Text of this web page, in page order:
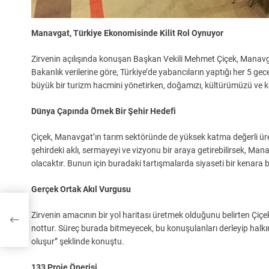
Manavgat, Türkiye Ekonomisinde Kilit Rol Oynuyor
Zirvenin açılışında konuşan Başkan Vekili Mehmet Çiçek,
Bakanlık verilerine göre, Türkiye’de yabancıların yaptığı her 5
büyük bir turizm hacmini yönetirken, doğamızı, kültürümüzü ve
Dünya Çapında Örnek Bir Şehir Hedefi
Çiçek, Manavgat’ın tarım sektöründe de yüksek katma değerli
şehirdeki aklı, sermayeyi ve vizyonu bir araya getirebilirsek,
olacaktır. Bunun için buradaki tartışmalarda siyaseti bir kenara
Gerçek Ortak Akıl Vurgusu
Zirvenin amacının bir yol haritası üretmek olduğunu belirten
nottur. Süreç burada bitmeyecek, bu konuşulanları derleyip
oluşur” şeklinde konuştu.